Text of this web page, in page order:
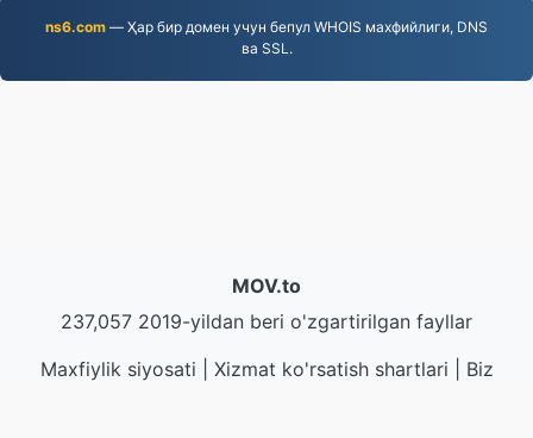
ns6.com — Ҳар бир домен учун бепул WHOIS махфийлиги, DNS
ва SSL.
MOV.to
237,057 2019-yildan beri o'zgartirilgan fayllar
Maxfiylik siyosati
Xizmat ko'rsatish shartlari
Biz